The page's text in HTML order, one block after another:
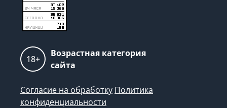
18+
Возрастная категория
сайта
Согласие на обработку Политика
конфиденциальности